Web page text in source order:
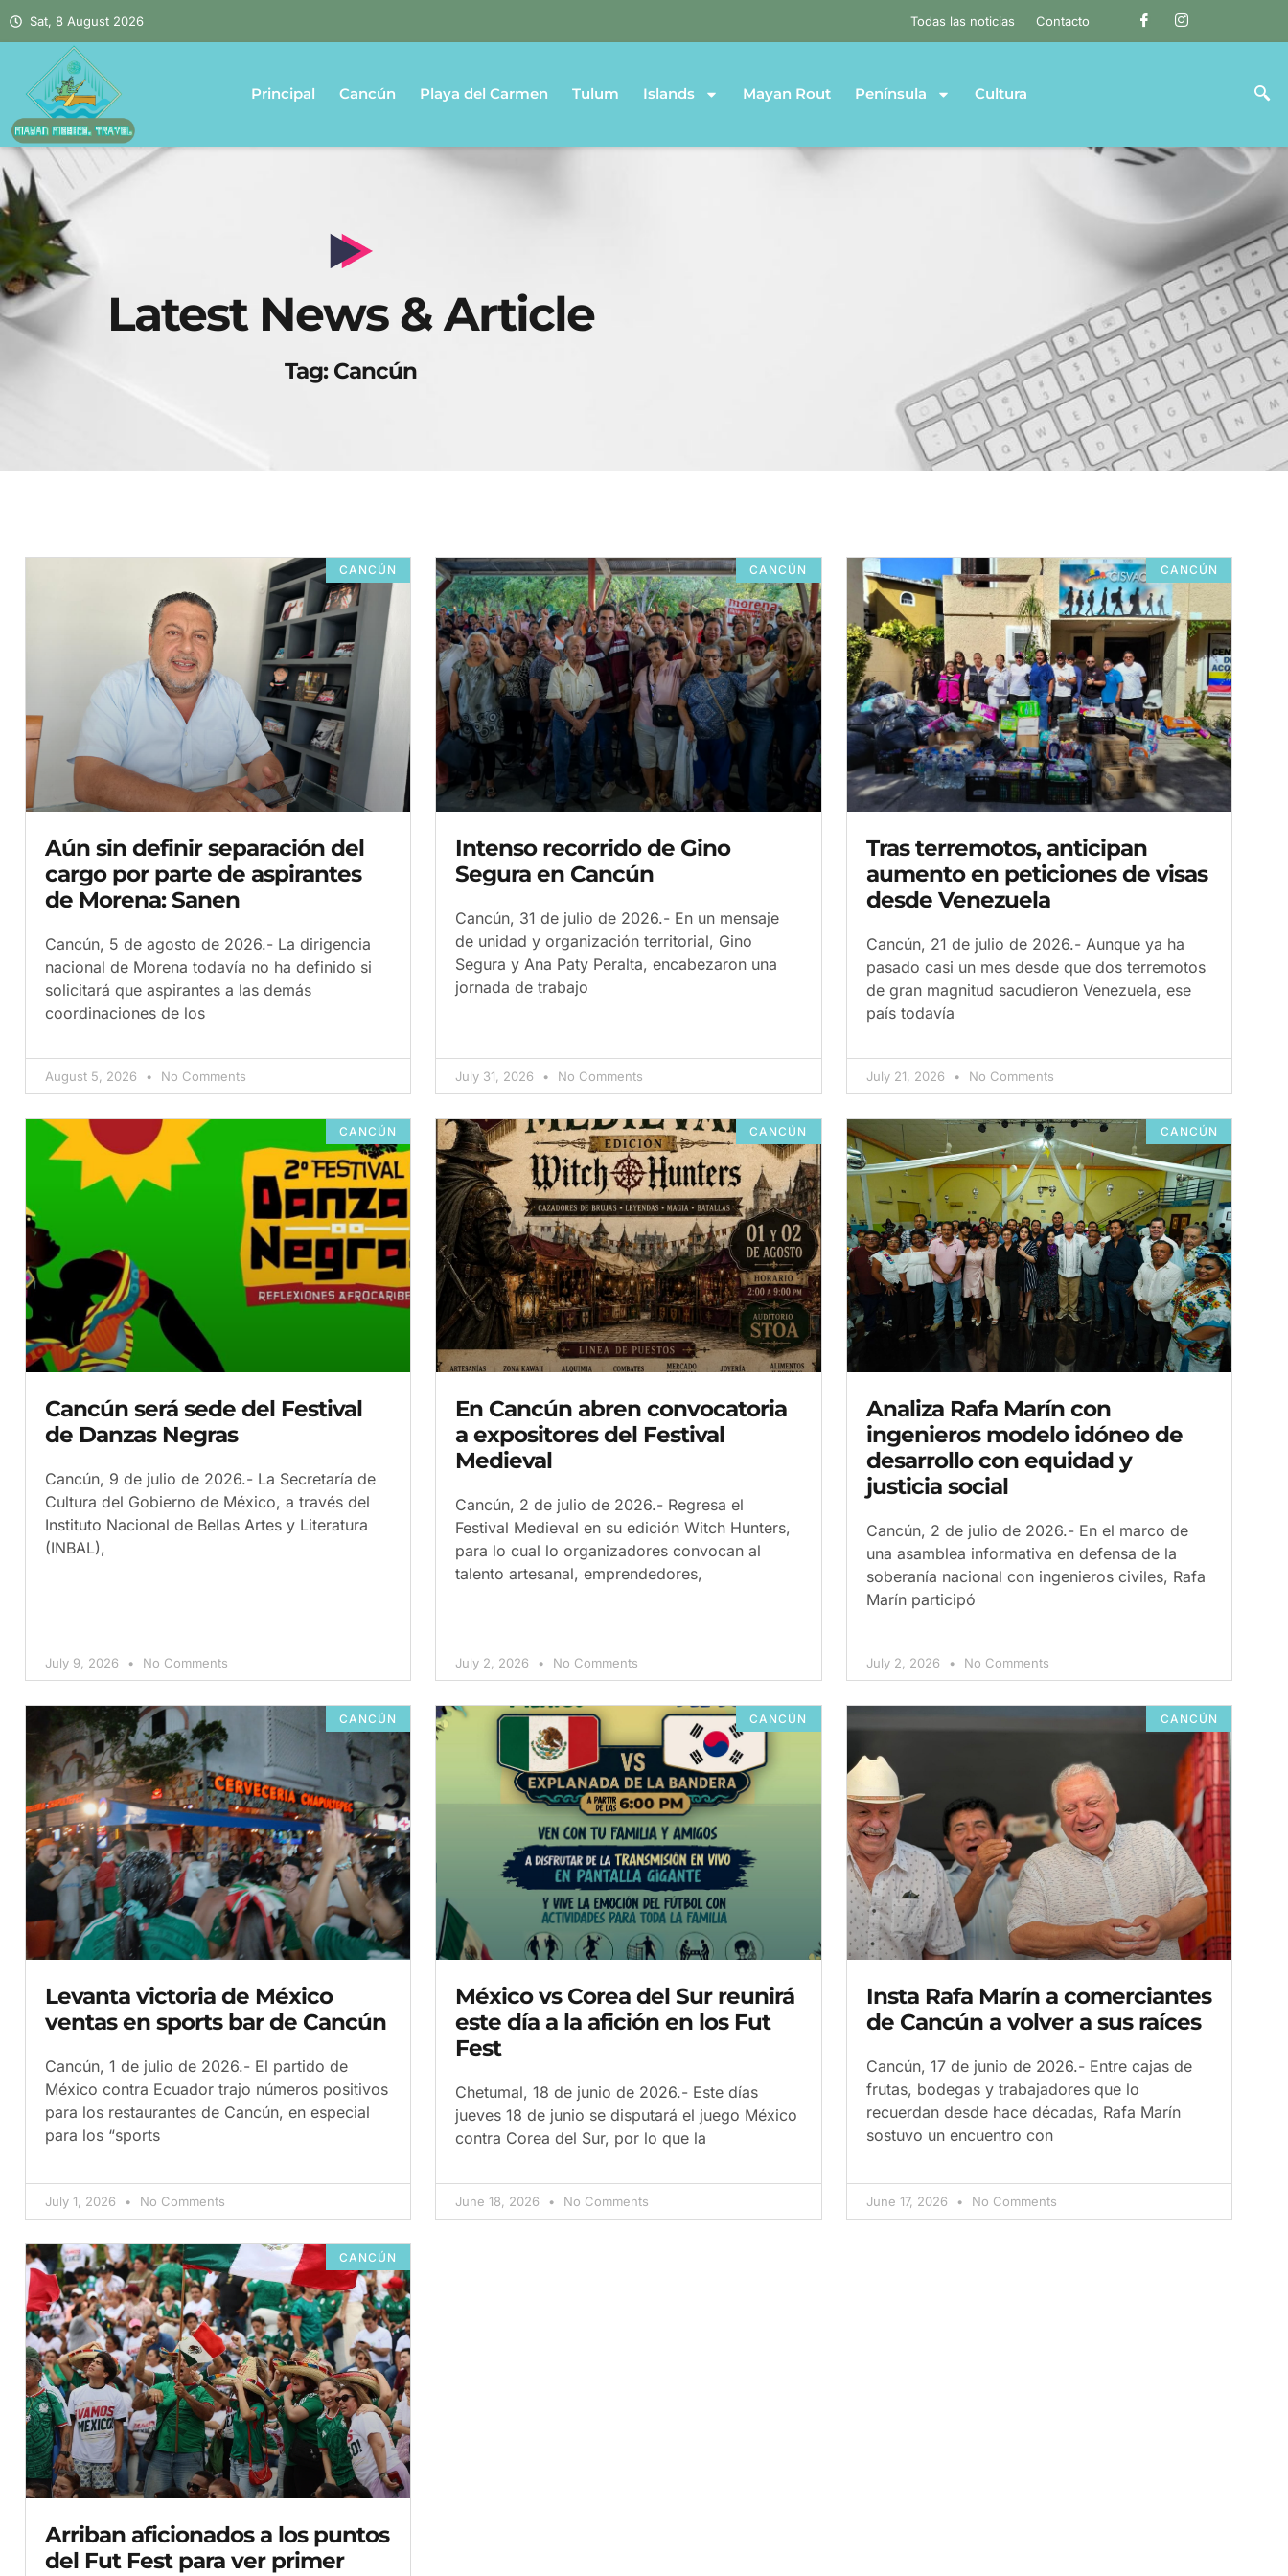
Sat, 8 August 2026 Todas las noticias Contacto
Principal Cancún Playa del Carmen Tulum Islands Mayan Rout Península Cultura
Latest News & Article
Tag: Cancún
CANCÚN
Aún sin definir separación del
cargo por parte de aspirantes
de Morena: Sanen
Cancún, 5 de agosto de 2026.- La dirigencia
nacional de Morena todavía no ha definido si
solicitará que aspirantes a las demás
coordinaciones de los
August 5, 2026 No Comments
CANCÚN
Intenso recorrido de Gino
Segura en Cancún
Cancún, 31 de julio de 2026.- En un mensaje
de unidad y organización territorial, Gino
Segura y Ana Paty Peralta, encabezaron una
jornada de trabajo
July 31, 2026 No Comments
CANCÚN
Tras terremotos, anticipan
aumento en peticiones de visas
desde Venezuela
Cancún, 21 de julio de 2026.- Aunque ya ha
pasado casi un mes desde que dos terremotos
de gran magnitud sacudieron Venezuela, ese
país todavía
July 21, 2026 No Comments
CANCÚN
Cancún será sede del Festival
de Danzas Negras
Cancún, 9 de julio de 2026.- La Secretaría de
Cultura del Gobierno de México, a través del
Instituto Nacional de Bellas Artes y Literatura
(INBAL),
July 9, 2026 No Comments
CANCÚN
En Cancún abren convocatoria
a expositores del Festival
Medieval
Cancún, 2 de julio de 2026.- Regresa el
Festival Medieval en su edición Witch Hunters,
para lo cual lo organizadores convocan al
talento artesanal, emprendedores,
July 2, 2026 No Comments
CANCÚN
Analiza Rafa Marín con
ingenieros modelo idóneo de
desarrollo con equidad y
justicia social
Cancún, 2 de julio de 2026.- En el marco de
una asamblea informativa en defensa de la
soberanía nacional con ingenieros civiles, Rafa
Marín participó
July 2, 2026 No Comments
CANCÚN
Levanta victoria de México
ventas en sports bar de Cancún
Cancún, 1 de julio de 2026.- El partido de
México contra Ecuador trajo números positivos
para los restaurantes de Cancún, en especial
para los “sports
July 1, 2026 No Comments
CANCÚN
México vs Corea del Sur reunirá
este día a la afición en los Fut
Fest
Chetumal, 18 de junio de 2026.- Este días
jueves 18 de junio se disputará el juego México
contra Corea del Sur, por lo que la
June 18, 2026 No Comments
CANCÚN
Insta Rafa Marín a comerciantes
de Cancún a volver a sus raíces
Cancún, 17 de junio de 2026.- Entre cajas de
frutas, bodegas y trabajadores que lo
recuerdan desde hace décadas, Rafa Marín
sostuvo un encuentro con
June 17, 2026 No Comments
CANCÚN
Arriban aficionados a los puntos
del Fut Fest para ver primer